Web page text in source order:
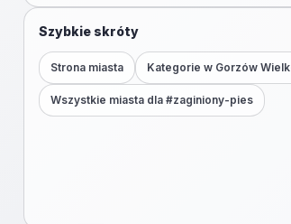
Szybkie skróty
Strona miasta Kategorie w Gorzów
Wszystkie miasta dla #zaginiony-pies